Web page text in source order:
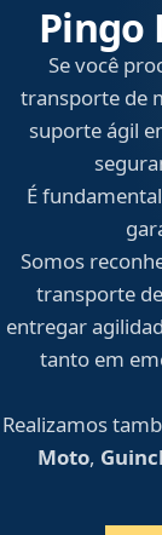
Pingo
Se você
transporte de
suporte ágil
É
Somos
transporte
entregar
tanto em
Realizamos
Moto,